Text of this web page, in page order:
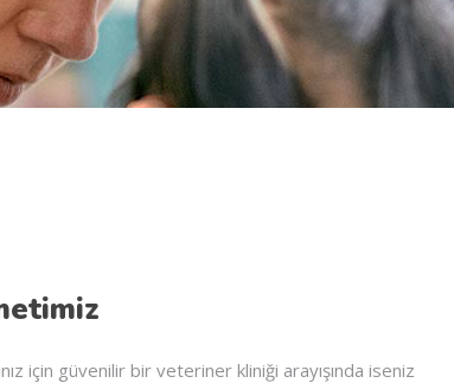
için güvenilir bir veteriner kliniği arayışında iseniz